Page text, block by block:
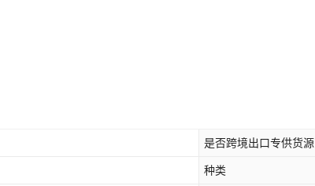
是否跨境出口专供货源
种类